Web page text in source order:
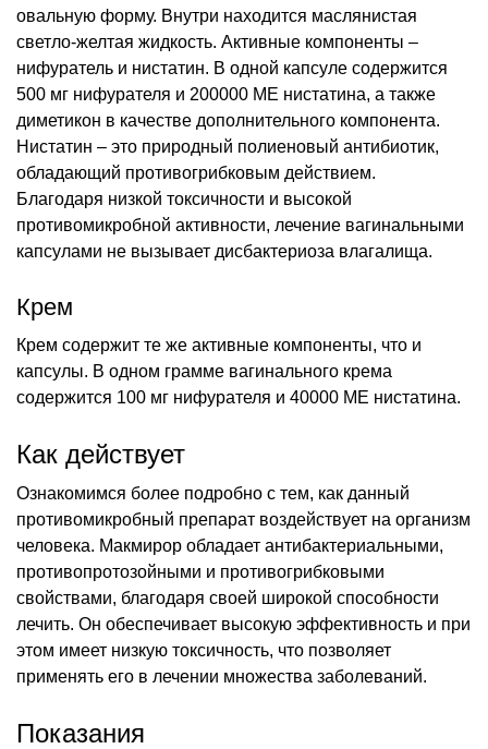
овальную форму. Внутри находится маслянистая
светло-желтая жидкость. Активные компоненты –
нифуратель и нистатин. В одной капсуле содержится
500 мг нифурателя и 200000 МЕ нистатина, а также
диметикон в качестве дополнительного компонента.
Нистатин – это природный полиеновый антибиотик,
обладающий противогрибковым действием.
Благодаря низкой токсичности и высокой
противомикробной активности, лечение вагинальными
капсулами не вызывает дисбактериоза влагалища.
Крем
Крем содержит те же активные компоненты, что и
капсулы. В одном грамме вагинального крема
содержится 100 мг нифурателя и 40000 МЕ нистатина.
Как действует
Ознакомимся более подробно с тем, как данный
противомикробный препарат воздействует на организм
человека. Макмирор обладает антибактериальными,
противопротозойными и противогрибковыми
свойствами, благодаря своей широкой способности
лечить. Он обеспечивает высокую эффективность и при
этом имеет низкую токсичность, что позволяет
применять его в лечении множества заболеваний.
Показания